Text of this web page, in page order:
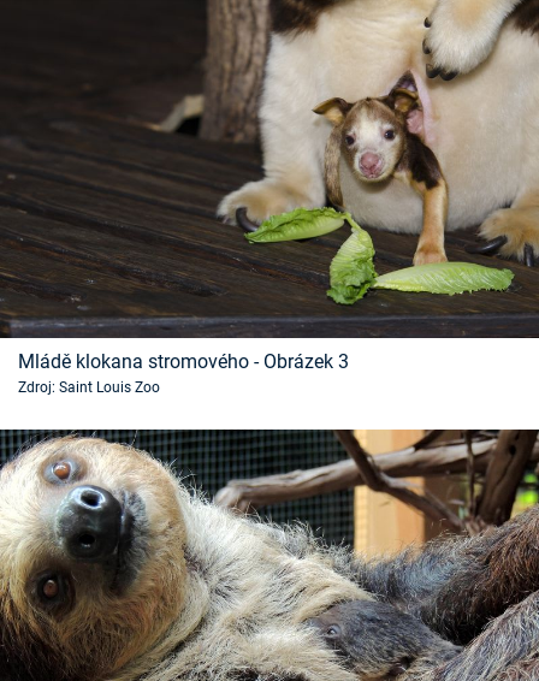
Mládě klokana stromového - Obrázek 3
Zdroj: Saint Louis Zoo